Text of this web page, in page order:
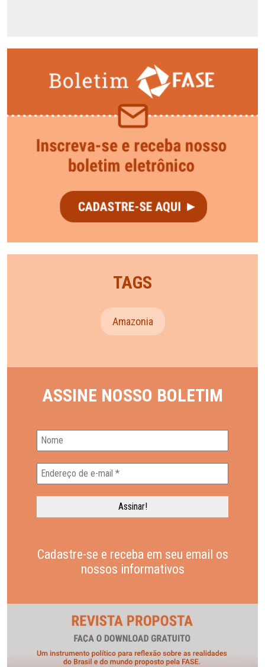
TAGS
Amazonia
ASSINE NOSSO BOLETIM
Cadastre-se e receba em seu email os
nossos informativos